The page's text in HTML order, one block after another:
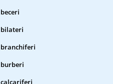
beceri
bilateri
branchiferi
burberi
calcariferi